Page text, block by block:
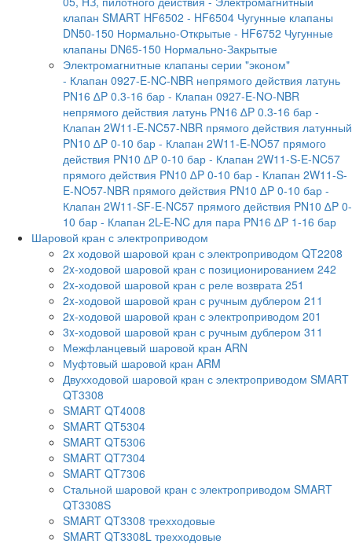
клапан SMART HF6502 - HF6504 Чугунные клапаны
DN50-150 Нормально-Открытые - HF6752 Чугунные
клапаны DN65-150 Нормально-Закрытые
Электромагнитные клапаны серии "эконом"
- Клапан 0927-E-NC-NBR непрямого действия латунь
PN16 ∆P 0.3-16 бар - Клапан 0927-E-NО-NBR
непрямого действия латунь PN16 ∆P 0.3-16 бар -
Клапан 2W11-E-NC57-NBR прямого действия латунный
PN10 ∆P 0-10 бар - Клапан 2W11-E-NO57 прямого
действия PN10 ∆P 0-10 бар - Клапан 2W11-S-E-NC57
прямого действия PN10 ∆P 0-10 бар - Клапан 2W11-S-
E-NO57-NBR прямого действия PN10 ∆P 0-10 бар -
Клапан 2W11-SF-E-NC57 прямого действия PN10 ∆P 0-
10 бар - Клапан 2L-E-NC для пара PN16 ∆P 1-16 бар
Шаровой кран с электроприводом
2x ходовой шаровой кран с электроприводом QT2208
2x-ходовой шаровой кран с позиционированием 242
2x-ходовой шаровой кран с реле возврата 251
2x-ходовой шаровой кран с ручным дублером 211
2x-ходовой шаровой кран с электроприводом 201
3x-ходовой шаровой кран с ручным дублером 311
Межфланцевый шаровой кран ARN
Муфтовый шаровой кран ARM
Двухходовой шаровой кран с электроприводом SMART
QT3308
SMART QT4008
SMART QT5304
SMART QT5306
SMART QT7304
SMART QT7306
Стальной шаровой кран с электроприводом SMART
QT3308S
SMART QT3308 трехходовые
SMART QT3308L трехходовые